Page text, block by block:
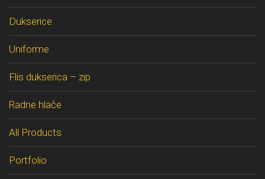
Dukserice
Uniforme
Flis dukserica – zip
Radne hlače
All Products
Portfolio